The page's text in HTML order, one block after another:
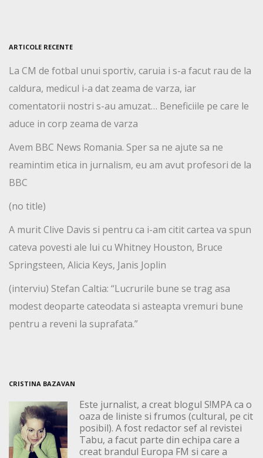
ARTICOLE RECENTE
La CM de fotbal unui sportiv, caruia i s-a facut rau de la
caldura, medicul i-a dat zeama de varza, iar
comentatorii nostri s-au amuzat… Beneficiile pe care le
aduce in corp zeama de varza
Avem BBC News Romania. Sper sa ne ajute sa ne
reamintim etica in jurnalism, eu am avut profesori de la
BBC
(no title)
A murit Clive Davis si pentru ca i-am citit cartea va spun
cateva povesti ale lui cu Whitney Houston, Bruce
Springsteen, Alicia Keys, Janis Joplin
(interviu) Stefan Caltia: “Lucrurile bune se trag asa
modest deoparte cateodata si asteapta vremuri bune
pentru a reveni la suprafata.”
CRISTINA BAZAVAN
Este jurnalist, a creat blogul S!MPA ca o
oaza de liniste si frumos (cultural, pe cit
posibil). A fost redactor sef al revistei
Tabu, a facut parte din echipa care a
creat brandul Europa FM si care a